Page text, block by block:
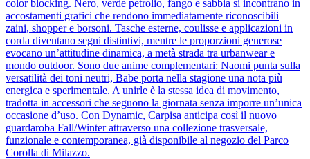
color blocking. Nero, verde petrolio, fango e sabbia si incontrano in
accostamenti grafici che rendono immediatamente riconoscibili
zaini, shopper e borsoni. Tasche esterne, coulisse e applicazioni in
corda diventano segni distintivi, mentre le proporzioni generose
evocano un’attitudine dinamica, a metà strada tra urbanwear e
mondo outdoor. Sono due anime complementari: Naomi punta sulla
versatilità dei toni neutri, Babe porta nella stagione una nota più
energica e sperimentale. A unirle è la stessa idea di movimento,
tradotta in accessori che seguono la giornata senza imporre un’unica
occasione d’uso. Con Dynamic, Carpisa anticipa così il nuovo
guardaroba Fall/Winter attraverso una collezione trasversale,
funzionale e contemporanea, già disponibile al negozio del Parco
Corolla di Milazzo.